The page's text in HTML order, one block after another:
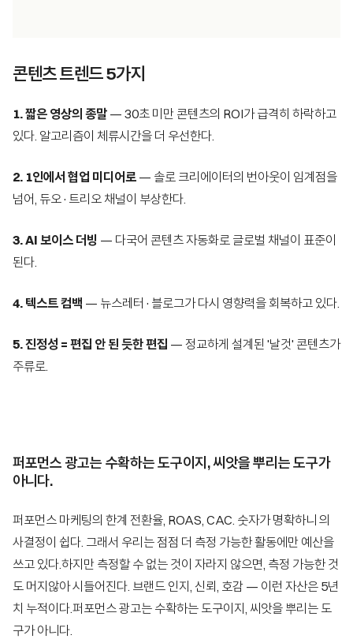
콘텐츠 트렌드 5가지
1. 짧은 영상의 종말 — 30초 미만 콘텐츠의 ROI가 급격히 하락하고
있다. 알고리즘이 체류시간을 더 우선한다.
2. 1인에서 협업 미디어로 — 솔로 크리에이터의 번아웃이 임계점을
넘어, 듀오·트리오 채널이 부상한다.
3. AI 보이스 더빙 — 다국어 콘텐츠 자동화로 글로벌 채널이 표준이
된다.
4. 텍스트 컴백 — 뉴스레터·블로그가 다시 영향력을 회복하고 있다.
5. 진정성 = 편집 안 된 듯한 편집 — 정교하게 설계된 '날것' 콘텐츠가
주류로.
퍼포먼스 광고는 수확하는 도구이지, 씨앗을 뿌리는 도구가
아니다.
퍼포먼스 마케팅의 한계 전환율, ROAS, CAC. 숫자가 명확하니 의
사결정이 쉽다. 그래서 우리는 점점 더 측정 가능한 활동에만 예산을
쓰고 있다.하지만 측정할 수 없는 것이 자라지 않으면, 측정 가능한 것
도 머지않아 시들어진다. 브랜드 인지, 신뢰, 호감 — 이런 자산은 5년
치 누적이다.퍼포먼스 광고는 수확하는 도구이지, 씨앗을 뿌리는 도
구가 아니다.